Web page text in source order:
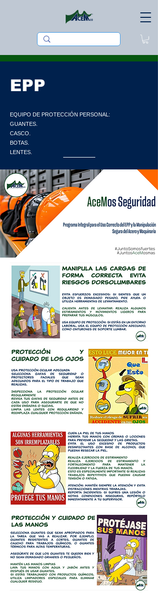
EPP
EQUIPO DE PROTECCIÓN PERSONAL:
GUANTES.
CASCO.
BOTAS.
LENTES.